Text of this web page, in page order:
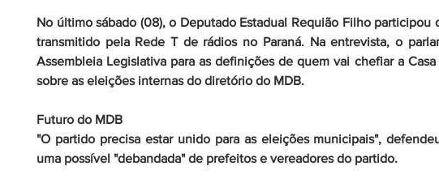
No último sábado (08), o Deputado Estadual Requião Filho participou
transmitido pela Rede T de rádios no Paraná. Na entrevista, o
Assembleia Legislativa para as definições de quem vai chefiar a
sobre as eleições internas do diretório do MDB.
Futuro do MDB
"O partido precisa estar unido para as eleições municipais",
uma possível "debandada" de prefeitos e vereadores do partido.